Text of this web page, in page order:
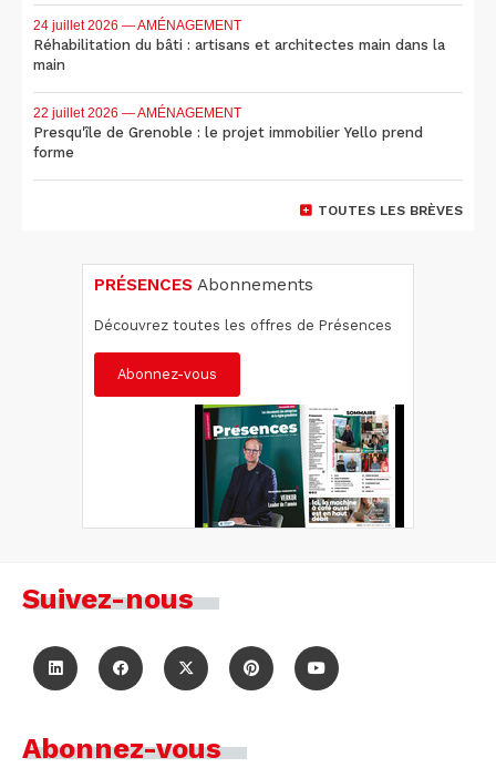
24 juillet 2026 — AMÉNAGEMENT
Réhabilitation du bâti : artisans et architectes main dans la
main
22 juillet 2026 — AMÉNAGEMENT
Presqu'île de Grenoble : le projet immobilier Yello prend
forme
TOUTES LES BRÈVES
PRÉSENCES Abonnements
Découvrez toutes les offres de Présences
Abonnez-vous
Suivez-nous
Abonnez-vous